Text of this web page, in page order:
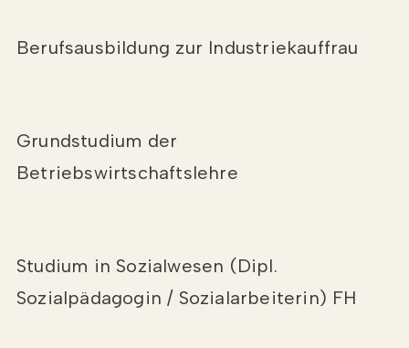
Berufsausbildung zur Industriekauffrau
Grundstudium der
Betriebswirtschaftslehre
Studium in Sozialwesen (Dipl.
Sozialpädagogin / Sozialarbeiterin) FH